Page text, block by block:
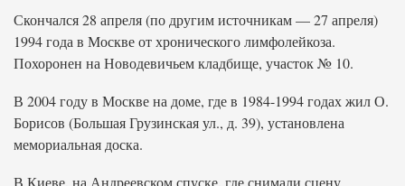
Скончался 28 апреля (по другим источникам — 27 апреля)
1994 года в Москве от хронического лимфолейкоза.
Похоронен на Новодевичьем кладбище, участок № 10.
В 2004 году в Москве на доме, где в 1984-1994 годах жил О.
Борисов (Большая Грузинская ул., д. 39), установлена
мемориальная доска.
В Киеве, на Андреевском спуске, где снимали сцену